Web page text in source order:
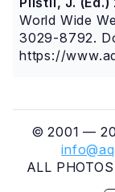
World Wide
3029-8792.
https://
© 2001 —
ALL